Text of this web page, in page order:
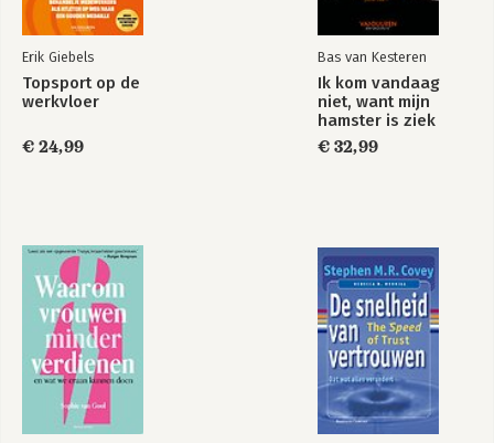
Over de auteur
Boxen
Tabellen
Erik Giebels
Topsport op de
werkvloer
€ 24,99
Bas van Kesteren
Ik kom vandaag
niet, want mijn
hamster is ziek
€ 32,99